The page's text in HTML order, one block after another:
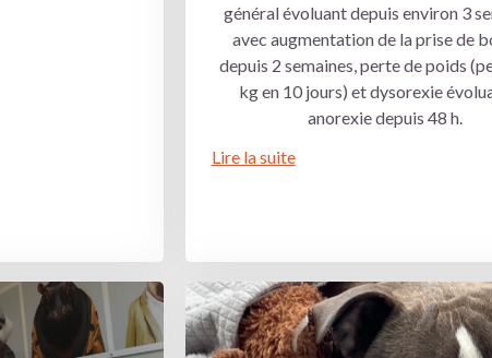
général évoluant depuis environ 3
avec augmentation de la prise de
depuis 2 semaines, perte de poids
kg en 10 jours) et dysorexie
anorexie depuis 48 h.
Lire la suite